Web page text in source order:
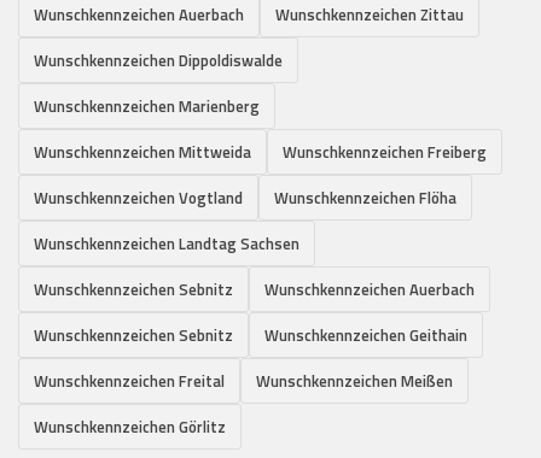
Wunschkennzeichen Auerbach
Wunschkennzeichen Zittau
Wunschkennzeichen Dippoldiswalde
Wunschkennzeichen Marienberg
Wunschkennzeichen Mittweida
Wunschkennzeichen Freiberg
Wunschkennzeichen Vogtland
Wunschkennzeichen Flöha
Wunschkennzeichen Landtag Sachsen
Wunschkennzeichen Sebnitz
Wunschkennzeichen Auerbach
Wunschkennzeichen Sebnitz
Wunschkennzeichen Geithain
Wunschkennzeichen Freital
Wunschkennzeichen Meißen
Wunschkennzeichen Görlitz